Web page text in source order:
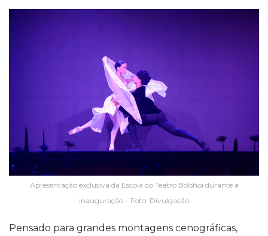
Apresentação exclusiva da Escola do Teatro Bolshoi durante a
inauguração – Foto: Divulgação
Pensado para grandes montagens cenográficas,